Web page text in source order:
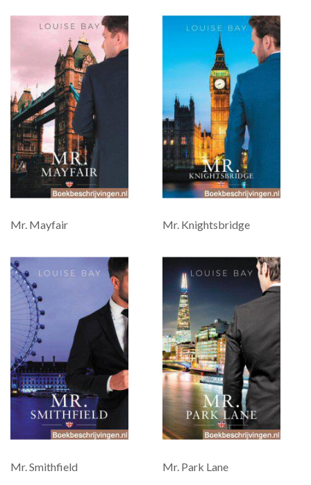
Mr. Mayfair Mr. Knightsbridge
Mr. Smithfield Mr. Park Lane